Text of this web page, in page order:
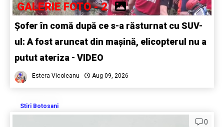
GALERIE FOTO - 2
Șofer în comă după ce s-a răsturnat cu SUV-
ul: A fost aruncat din mașină, elicopterul nu a
putut ateriza - VIDEO
Estera Vicoleanu Aug 09, 2026
Stiri Botosani
0